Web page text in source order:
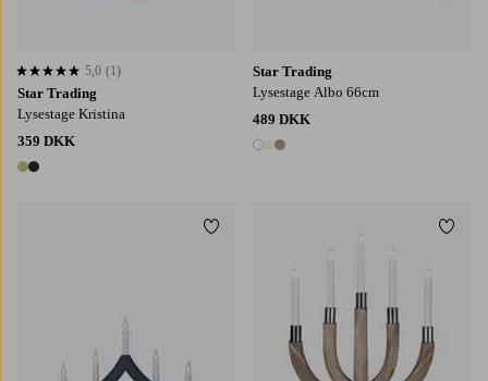
Star Trading
Lysestage Kristina
359 DKK
2 farver
5,0 baseret på 1 bedømmelser
5,0 (1)
Star Trading
Lysestage Albo 66cm
489 DKK
3 farver
Tilføj til favoritter